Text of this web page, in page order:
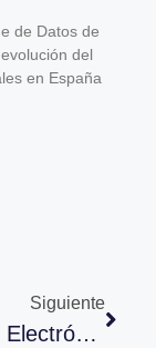
de Datos de
del
en España
Siguiente
Remisión Electrónica De Nóminas